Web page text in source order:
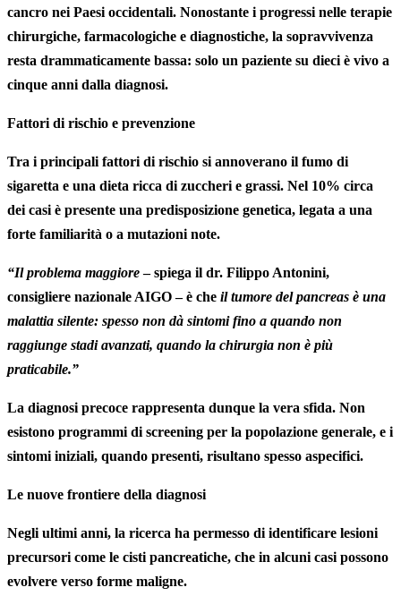
cancro nei Paesi occidentali. Nonostante i progressi nelle terapie
chirurgiche, farmacologiche e diagnostiche, la sopravvivenza
resta drammaticamente bassa: solo un paziente su dieci è vivo a
cinque anni dalla diagnosi.
Fattori di rischio e prevenzione
Tra i principali fattori di rischio si annoverano il fumo di
sigaretta e una dieta ricca di zuccheri e grassi. Nel 10% circa
dei casi è presente una predisposizione genetica, legata a una
forte familiarità o a mutazioni note.
“Il problema maggiore– spiega il dr. Filippo Antonini,
consigliere nazionale AIGO– è che il tumore del pancreas è una
malattia silente: spesso non dà sintomi fino a quando non
raggiunge stadi avanzati, quando la chirurgia non è più
praticabile.”
La diagnosi precoce rappresenta dunque la vera sfida. Non
esistono programmi di screening per la popolazione generale, e i
sintomi iniziali, quando presenti, risultano spesso aspecifici.
Le nuove frontiere della diagnosi
Negli ultimi anni, la ricerca ha permesso di identificare lesioni
precursori come le cisti pancreatiche, che in alcuni casi possono
evolvere verso forme maligne.